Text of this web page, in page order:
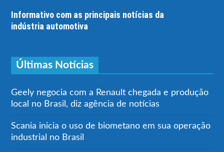
Informativo com as principais notícias da
indústria automotiva
Últimas Notícias
Geely negocia com a Renault chegada e produção
local no Brasil, diz agência de notícias
Scania inicia o uso de biometano em sua operação
industrial no Brasil